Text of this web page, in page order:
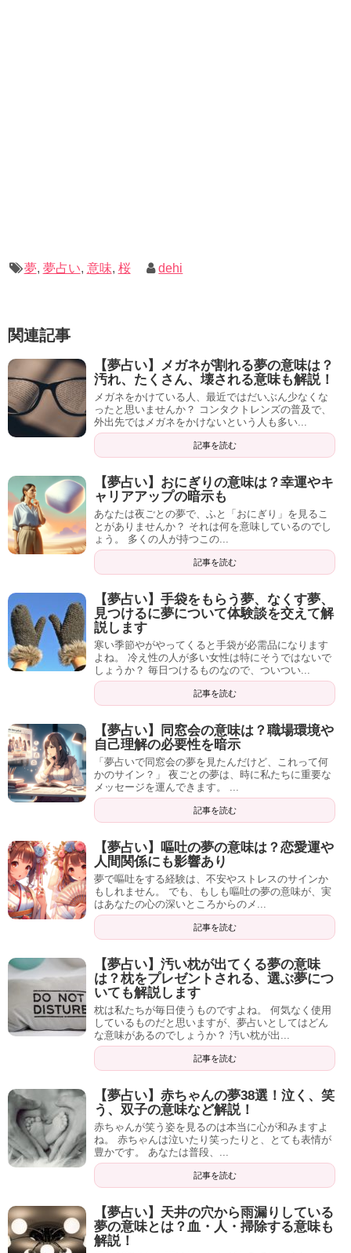
夢, 夢占い, 意味, 桜 dehi
関連記事
【夢占い】メガネが割れる夢の意味は？
汚れ、たくさん、壊される意味も解説！
メガネをかけている人、最近ではだいぶん少なくな
ったと思いませんか？ コンタクトレンズの普及で、
外出先ではメガネをかけないという人も多い...
記事を読む
【夢占い】おにぎりの意味は？幸運やキ
ャリアアップの暗示も
あなたは夜ごとの夢で、ふと「おにぎり」を見るこ
とがありませんか？ それは何を意味しているのでし
ょう。 多くの人が持つこの...
記事を読む
【夢占い】手袋をもらう夢、なくす夢、
見つけるに夢について体験談を交えて解
説します
寒い季節やがやってくると手袋が必需品になります
よね。 冷え性の人が多い女性は特にそうではないで
しょうか？ 毎日つけるものなので、ついつい...
記事を読む
【夢占い】同窓会の意味は？職場環境や
自己理解の必要性を暗示
「夢占いで同窓会の夢を見たんだけど、これって何
かのサイン？」 夜ごとの夢は、時に私たちに重要な
メッセージを運んできます。 ...
記事を読む
【夢占い】嘔吐の夢の意味は？恋愛運や
人間関係にも影響あり
夢で嘔吐をする経験は、不安やストレスのサインか
もしれません。 でも、もしも嘔吐の夢の意味が、実
はあなたの心の深いところからのメ...
記事を読む
【夢占い】汚い枕が出てくる夢の意味
は？枕をプレゼントされる、選ぶ夢につ
いても解説します
枕は私たちが毎日使うものですよね。 何気なく使用
しているものだと思いますが、夢占いとしてはどん
な意味があるのでしょうか？ 汚い枕が出...
記事を読む
【夢占い】赤ちゃんの夢38選！泣く、笑
う、双子の意味など解説！
赤ちゃんが笑う姿を見るのは本当に心が和みますよ
ね。 赤ちゃんは泣いたり笑ったりと、とても表情が
豊かです。 あなたは普段、...
記事を読む
【夢占い】天井の穴から雨漏りしている
夢の意味とは？血・人・掃除する意味も
解説！